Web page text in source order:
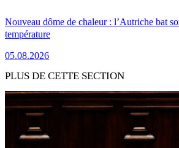
Nouveau dôme de chaleur : l’Autriche bat
température
05.08.2026
PLUS DE CETTE SECTION